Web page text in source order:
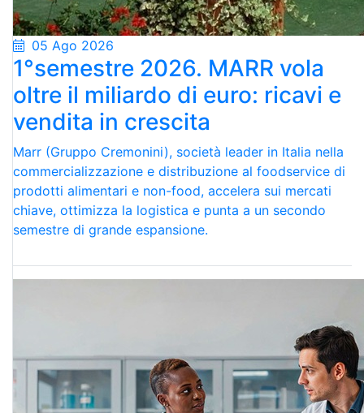
05 Ago 2026
1°semestre 2026. MARR vola
oltre il miliardo di euro: ricavi e
vendita in crescita
Marr (Gruppo Cremonini), società leader in Italia nella
commercializzazione e distribuzione al foodservice di
prodotti alimentari e non-food, accelera sui mercati
chiave, ottimizza la logistica e punta a un secondo
semestre di grande espansione.